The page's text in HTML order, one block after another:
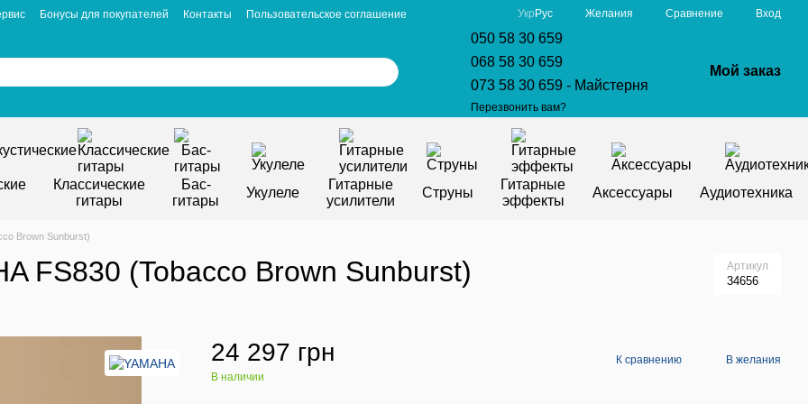
Бонусы для покупателей Контакты
Пользовательское соглашение
Укр Рус Желания Сравнение Вход
050 58 30 659
068 58 30 659
073 58 30 659 - Майстерня
Перезвонить вам?
Мой заказ
Классические
гитары
Бас-
гитары
Укулеле
Гитарные
усилители
Струны
Гитарные
эффекты
Аксессуары Аудиотехника
Brown Sunburst)
FS830 (Tobacco Brown Sunburst) Артикул
34656
24 297 грн
В наличии
К сравнению В желания